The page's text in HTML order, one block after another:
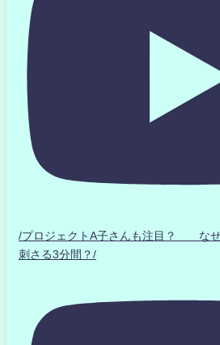
/プロジェクトA子さんも注目？ なぜ
刺さる3分間？/